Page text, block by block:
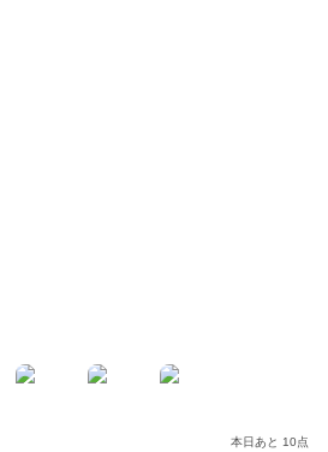
本日あと 10点